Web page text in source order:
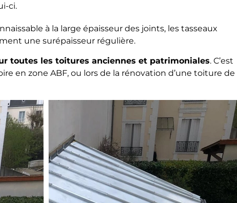
ci.
à la large épaisseur des joints, les tasseaux
une surépaisseur régulière.
toutes les toitures anciennes et patrimoniales. C’est
en zone ABF, ou lors de la rénovation d’une toiture de